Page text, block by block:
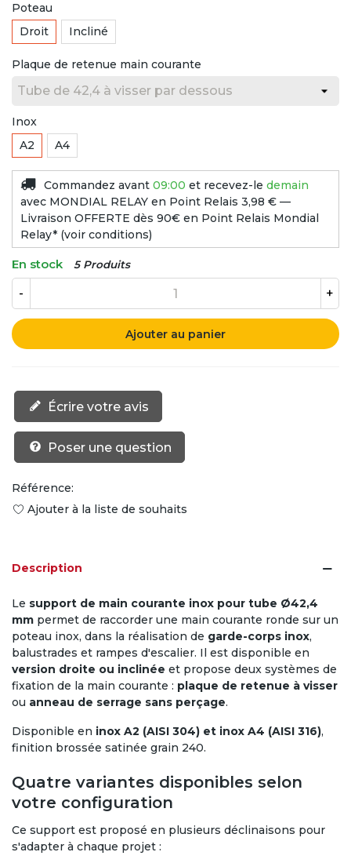
Poteau
Droit
Incliné
Plaque de retenue main courante
Inox
A2
A4
Commandez avant 09:00 et recevez-le demain
avec MONDIAL RELAY en Point Relais 3,98 € —
Livraison OFFERTE dès 90€ en Point Relais Mondial
Relay* (voir conditions)
En stock 5 Produits
- +
Ajouter au panier
Écrire votre avis
Poser une question
Référence:
Ajouter à la liste de souhaits
Description
Le support de main courante inox pour tube Ø42,4
mm permet de raccorder une main courante ronde sur un
poteau inox, dans la réalisation de garde-corps inox,
balustrades et rampes d'escalier. Il est disponible en
version droite ou inclinée et propose deux systèmes de
fixation de la main courante : plaque de retenue à visser
ou anneau de serrage sans perçage.
Disponible en inox A2 (AISI 304) et inox A4 (AISI 316),
finition brossée satinée grain 240.
Quatre variantes disponibles selon
votre configuration
Ce support est proposé en plusieurs déclinaisons pour
s'adapter à chaque projet :